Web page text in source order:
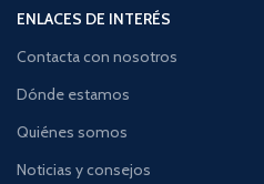
ENLACES DE INTERÉS
Contacta con nosotros
Dónde estamos
Quiénes somos
Noticias y consejos